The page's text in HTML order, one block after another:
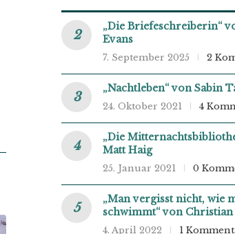
„Die Briefeschreiberin“
Evans
7. September 2025 2
„Nachtleben“ von Sabin
24. Oktober 2021 4
„Die
Matt Haig
25. Januar 2021 0
„Man vergisst nicht, wie
schwimmt“ von
4. April 2022 1